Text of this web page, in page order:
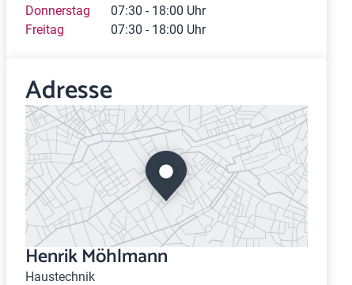
Donnerstag
07:30 - 18:00 Uhr
Freitag
07:30 - 18:00 Uhr
Adresse
Henrik Möhlmann
Haustechnik